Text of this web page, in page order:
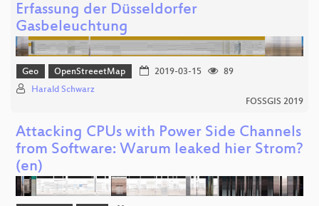
Erfassung der Düsseldorfer
Gasbeleuchtung
Geo OpenStreeetMap 2019-03-15
89
Harald Schwarz
FOSSGIS 2019
Attacking CPUs with Power Side Channels
from Software: Warum leaked hier Strom?
(en)